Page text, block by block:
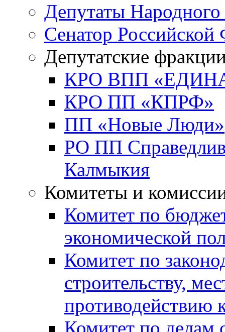
Депутаты
Сенатор Российской
Депутатские
КРО ВПП
КРО ПП «КПРФ»
ПП «Новые Люди»
РО ПП
Калмыкия
Комитеты и
Комитет по
экономической
Комитет по
строительству,
противодействию